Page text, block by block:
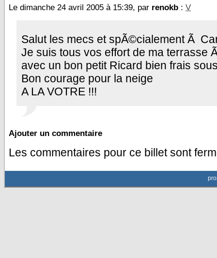
Le dimanche 24 avril 2005 à 15:39, par renokb : V
Salut les mecs et spÃ©cialement Ã
Je suis tous vos effort de ma terrasse
avec un bon petit Ricard bien frais
Bon courage pour la neige
A LA VOTRE !!!
Ajouter un commentaire
Les commentaires pour ce billet sont